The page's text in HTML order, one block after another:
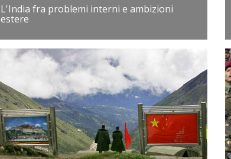
L'India fra problemi interni e ambizioni
estere